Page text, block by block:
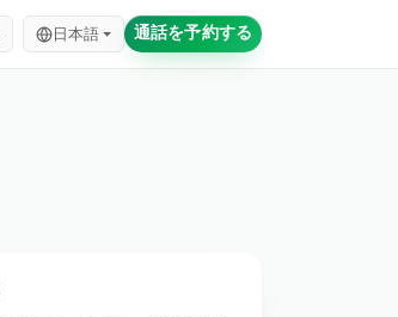
日本語 通話を予約する